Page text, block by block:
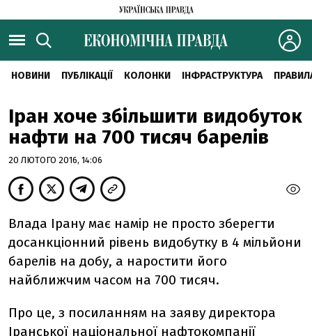
НОВИНИ ПУБЛІКАЦІЇ КОЛОНКИ ІНФРАСТРУКТУРА
Іран хоче збільшити видобуток
нафти на 700 тисяч барелів
20 ЛЮТОГО 2016, 14:06
Влада Ірану має намір не просто зберегти
досанкціонний рівень видобутку в 4 мільйони
барелів на добу, а наростити його
найближчим часом на 700 тисяч.
Про це, з посиланням на заяву директора
Іранської національної нафтокомпанії